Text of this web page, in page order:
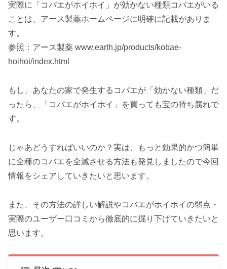
実際に「コバエがホイホイ」が効かない種類コバエがいる
ことは、アース製薬ホームページに明確に記載がありま
す。
参照：アース製薬 www.earth.jp/products/kobae-
hoihoi/index.html
もし、あなたの家で発生するコバエが「効かない種類」だ
ったら、「コバエがホイホイ」を買っても宝の持ち腐れで
す。
じゃあどうすればいいのか？実は、もっと効果的かつ簡単
に全種のコバエを全滅させる方法も発見しましたので今回
情報をシェアしていきたいと思います。
また、その方法の詳しい解説やコバエがホイホイの弱点・
実際のユーザー口コミから徹底的に掘り下げていきたいと
思います。